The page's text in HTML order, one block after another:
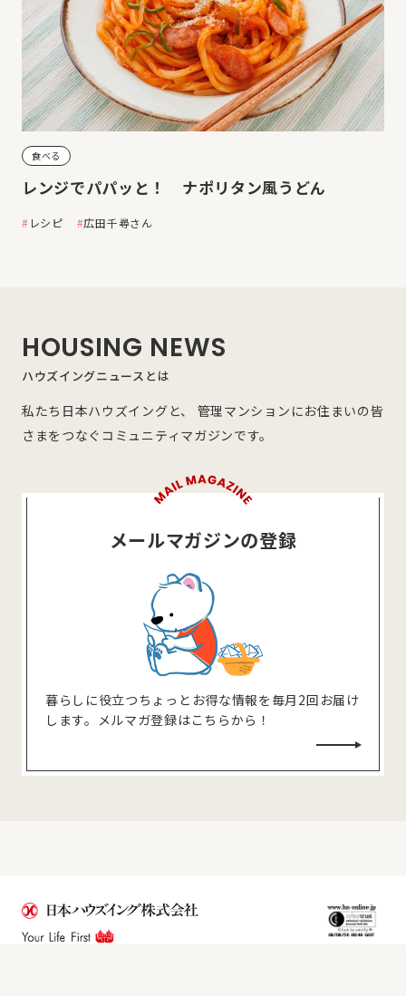
食べる
レンジでパパッと！ ナポリタン風うどん
レシピ 広田千尋さん
HOUSING NEWS
ハウズイングニュースとは
私たち日本ハウズイングと、 管理マンションにお住まいの皆
さまをつなぐコミュニティマガジンです。
メールマガジンの登録
暮らしに役⽴つちょっとお得な情報を毎⽉2回お届け
します。メルマガ登録はこちらから！